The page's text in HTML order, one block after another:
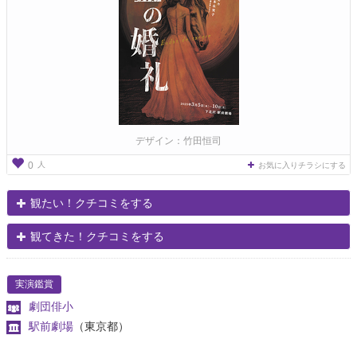
デザイン：竹田恒司
0 人 お気に入りチラシにする
観たい！クチコミをする
観てきた！クチコミをする
実演鑑賞
劇団俳小
駅前劇場 （東京都）